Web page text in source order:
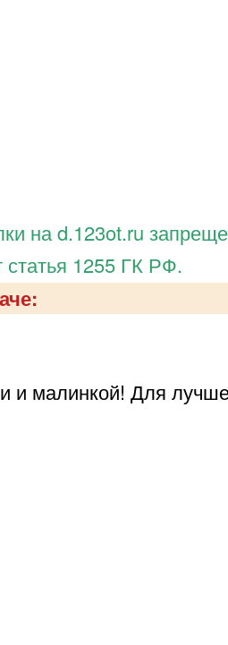
на d.123ot.ru
1255 ГК РФ.
и малинкой! Для